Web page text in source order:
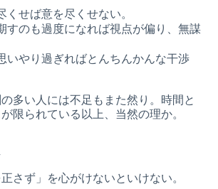
くせば意を尽くせない。
すのも過度になれば視点が偏り、無謀
いやり過ぎればとんちんかんな干渉
多い人には不足もまた然り。時間と
限られている以上、当然の理か。
正さず」を心がけないといけない。